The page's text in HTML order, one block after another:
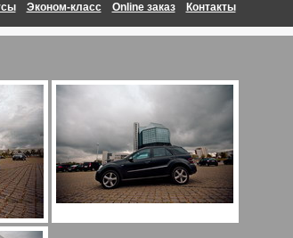
Эконом-класс Online заказ Контакты